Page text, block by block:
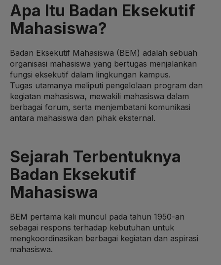
Apa Itu Badan Eksekutif
Mahasiswa?
Badan Eksekutif Mahasiswa (BEM) adalah sebuah
organisasi mahasiswa yang bertugas menjalankan
fungsi eksekutif dalam lingkungan kampus.
Tugas utamanya meliputi pengelolaan program dan
kegiatan mahasiswa, mewakili mahasiswa dalam
berbagai forum, serta menjembatani komunikasi
antara mahasiswa dan pihak eksternal.
Sejarah Terbentuknya
Badan Eksekutif
Mahasiswa
BEM pertama kali muncul pada tahun 1950-an
sebagai respons terhadap kebutuhan untuk
mengkoordinasikan berbagai kegiatan dan aspirasi
mahasiswa.